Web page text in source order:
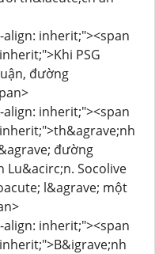
inherit;"><span
PSG
đường
inherit;"><span
đường
Lu&acirc;n. Socolive
l&agrave; một
inherit;"><span